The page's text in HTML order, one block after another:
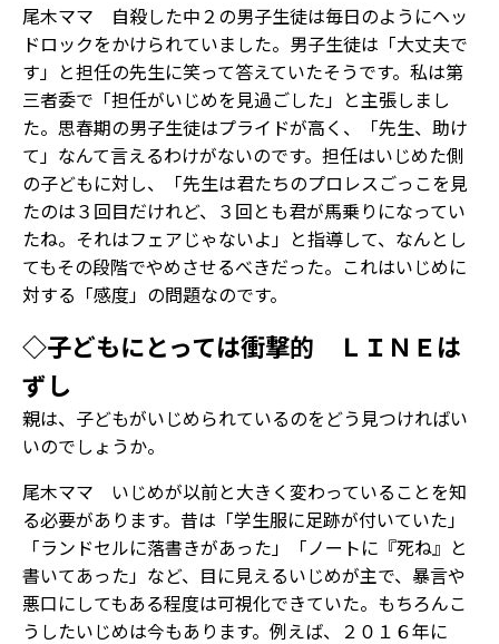
尾木ママ 自殺した中２の男子生徒は毎日のようにヘッ
ドロックをかけられていました。男子生徒は「大丈夫で
す」と担任の先生に笑って答えていたそうです。私は第
三者委で「担任がいじめを見過ごした」と主張しまし
た。思春期の男子生徒はプライドが高く、「先生、助け
て」なんて言えるわけがないのです。担任はいじめた側
の子どもに対し、「先生は君たちのプロレスごっこを見
たのは３回目だけれど、３回とも君が馬乗りになってい
たね。それはフェアじゃないよ」と指導して、なんとし
てもその段階でやめさせるべきだった。これはいじめに
対する「感度」の問題なのです。
◇子どもにとっては衝撃的 ＬＩＮＥは
ずし
――親は、子どもがいじめられているのをどう見つければい
いのでしょうか。
尾木ママ いじめが以前と大きく変わっていることを知
る必要があります。昔は「学生服に足跡が付いていた」
「ランドセルに落書きがあった」「ノートに『死ね』と
書いてあった」など、目に見えるいじめが主で、暴言や
悪口にしてもある程度は可視化できていた。もちろんこ
うしたいじめは今もあります。例えば、２０１６年に